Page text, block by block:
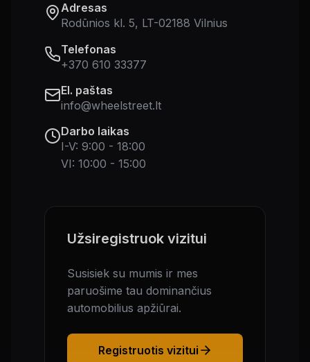
Adresas
Rodūnios kl. 5, LT-02188 Vilnius
Telefonas
+370 610 33377
El. paštas
info@wheelstreet.lt
Darbo laikas
I-V: 9:00 - 18:00
VI: 10:00 - 15:00
Užsiregistruok vizitui
Susisiek su mumis ir mes
paruošime tau dominančius
automobilius apžiūrai.
Registruotis vizitui